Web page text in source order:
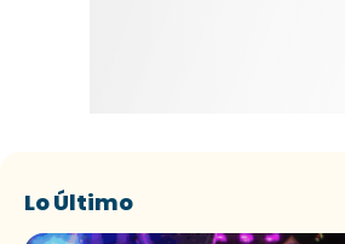
Lo Último